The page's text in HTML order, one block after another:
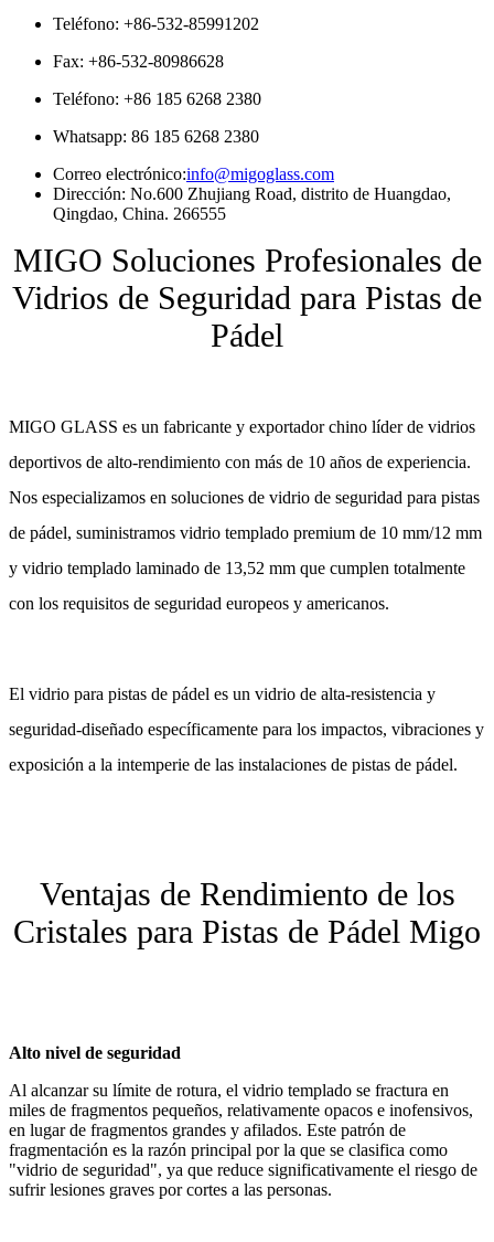
Teléfono: +86-532-85991202
Fax: +86-532-80986628
Teléfono: +86 185 6268 2380
Whatsapp: 86 185 6268 2380
Correo electrónico:info@migoglass.com
Dirección: No.600 Zhujiang Road, distrito de Huangdao,
Qingdao, China. 266555
MIGO Soluciones Profesionales de
Vidrios de Seguridad para Pistas de
Pádel
MIGO GLASS es un fabricante y exportador chino líder de vidrios
deportivos de alto-rendimiento con más de 10 años de experiencia.
Nos especializamos en soluciones de vidrio de seguridad para pistas
de pádel, suministramos vidrio templado premium de 10 mm/12 mm
y vidrio templado laminado de 13,52 mm que cumplen totalmente
con los requisitos de seguridad europeos y americanos.
El vidrio para pistas de pádel es un vidrio de alta-resistencia y
seguridad-diseñado específicamente para los impactos, vibraciones y
exposición a la intemperie de las instalaciones de pistas de pádel.
Ventajas de Rendimiento de los
Cristales para Pistas de Pádel Migo
Alto nivel de seguridad
Al alcanzar su límite de rotura, el vidrio templado se fractura en
miles de fragmentos pequeños, relativamente opacos e inofensivos,
en lugar de fragmentos grandes y afilados. Este patrón de
fragmentación es la razón principal por la que se clasifica como
"vidrio de seguridad", ya que reduce significativamente el riesgo de
sufrir lesiones graves por cortes a las personas.